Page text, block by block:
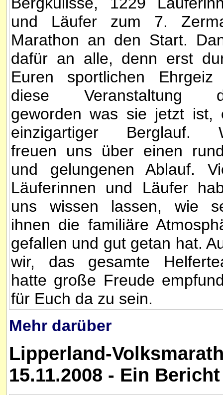
und Läufer zum 7.
Marathon an den Start.
dafür an alle, denn erst
Euren sportlichen Ehrgeiz
diese Veranstaltung
geworden was sie jetzt ist,
einzigartiger Berglauf.
freuen uns über einen
und gelungenen Ablauf.
Läuferinnen und Läufer
uns wissen lassen, wie
ihnen die familiäre
gefallen und gut getan hat.
wir, das gesamte
hatte große Freude
für Euch da zu sein.
Mehr darüber
Lipperland-
15.11.2008 - Ein